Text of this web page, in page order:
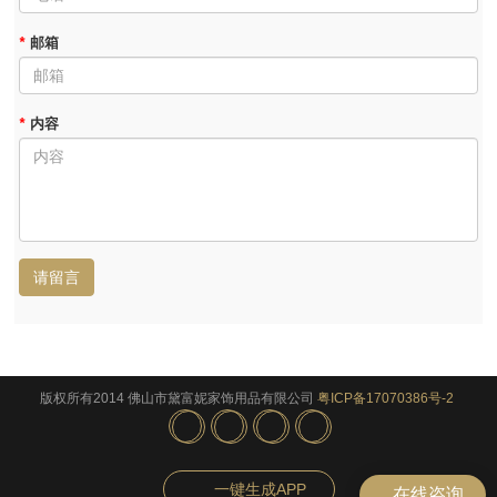
* 邮箱
* 内容
请留言
版权所有2014 佛山市黛富妮家饰用品有限公司 粤ICP备17070386号-2
一键生成APP